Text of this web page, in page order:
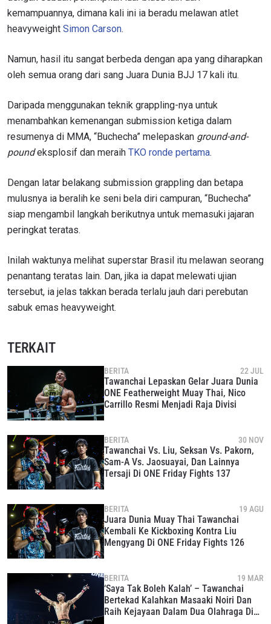
kemampuannya, dimana kali ini ia beradu melawan atlet
heavyweight Simon Carson.
Namun, hasil itu sangat berbeda dengan apa yang diharapkan
oleh semua orang dari sang Juara Dunia BJJ 17 kali itu.
Daripada menggunakan teknik grappling-nya untuk
menambahkan kemenangan submission ketiga dalam
resumenya di MMA, “Buchecha” melepaskan ground-and-
poundeksplosif dan meraih TKO ronde pertama.
Dengan latar belakang submission grappling dan betapa
mulusnya ia beralih ke seni bela diri campuran, “Buchecha”
siap mengambil langkah berikutnya untuk memasuki jajaran
peringkat teratas.
Inilah waktunya melihat superstar Brasil itu melawan seorang
penantang teratas lain. Dan, jika ia dapat melewati ujian
tersebut, ia jelas takkan berada terlalu jauh dari perebutan
sabuk emas heavyweight.
TERKAIT
BERITA 22 JUL
Tawanchai Lepaskan Gelar Juara Dunia
ONE Featherweight Muay Thai, Nico
Carrillo Resmi Menjadi Raja Divisi
BERITA 30 NOV
Tawanchai Vs. Liu, Seksan Vs. Pakorn,
Sam-A Vs. Jaosuayai, Dan Lainnya
Tersaji Di ONE Friday Fights 137
BERITA 19 AGU
Juara Dunia Muay Thai Tawanchai
Kembali Ke Kickboxing Kontra Liu
Mengyang Di ONE Friday Fights 126
BERITA 19 MAR
‘Saya Tak Boleh Kalah’ – Tawanchai
Bertekad Kalahkan Masaaki Noiri Dan
Raih Kejayaan Dalam Dua Olahraga Di
kapan saja.